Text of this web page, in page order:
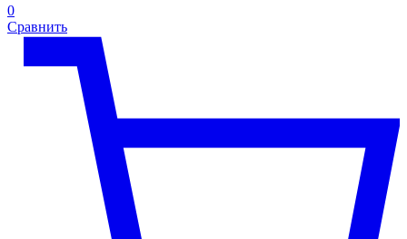
0
Сравнить